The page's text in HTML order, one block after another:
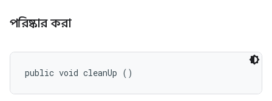
পরিষ্কার করা
public void cleanUp ()